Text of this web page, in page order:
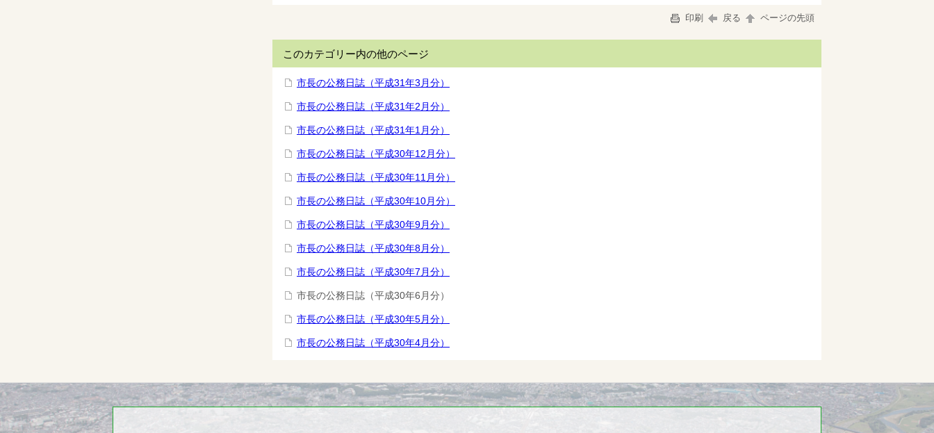
印刷 戻る ページの先頭
このカテゴリー内の他のページ
市長の公務日誌（平成31年3月分）
市長の公務日誌（平成31年2月分）
市長の公務日誌（平成31年1月分）
市長の公務日誌（平成30年12月分）
市長の公務日誌（平成30年11月分）
市長の公務日誌（平成30年10月分）
市長の公務日誌（平成30年9月分）
市長の公務日誌（平成30年8月分）
市長の公務日誌（平成30年7月分）
市長の公務日誌（平成30年6月分）
市長の公務日誌（平成30年5月分）
市長の公務日誌（平成30年4月分）